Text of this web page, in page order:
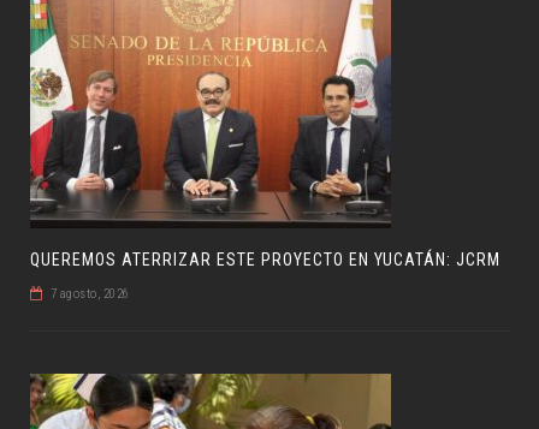
QUEREMOS ATERRIZAR ESTE PROYECTO EN YUCATÁN: JCRM
7 agosto, 2026